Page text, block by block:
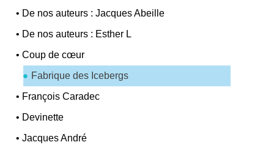
• De nos auteurs : Jacques Abeille
• De nos auteurs : Esther L
•Coup de cœur
Fabrique des Icebergs
• François Caradec
• Devinette
•Jacques André